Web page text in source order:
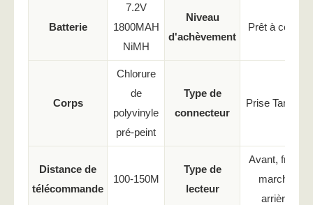
Batterie
7.2V
1800MAH
NiMH
Niveau
d'achèvement
Prêt à courir
Corps
Chlorure
de
polyvinyle
pré-peint
Type de
connecteur
Prise Tamiya
Distance de
télécommande
100-150M
Type de
lecteur
Avant, frein,
marche
arrière